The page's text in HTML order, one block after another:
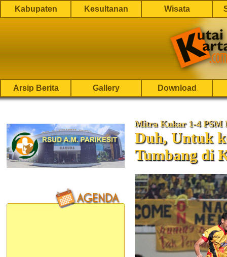
Kabupaten Kesultanan Wisata
Arsip Berita Gallery Download
Mitra Kukar 1-4 PSM
Duh, Untuk
Tumbang di